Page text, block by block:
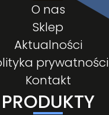
O nas
Sklep
Aktualności
prywatności
Kontakt
PRODUKTY